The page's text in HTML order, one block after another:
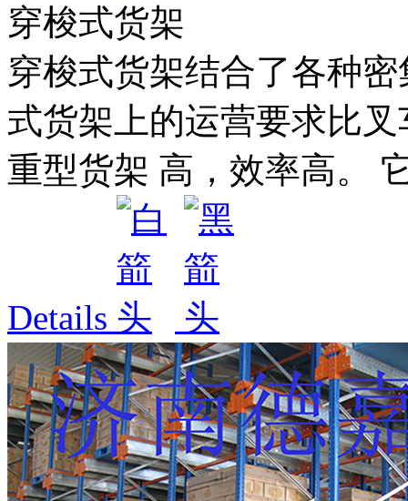
穿梭式货架
穿梭式货架结合了各种
式货架上的运营要求比
重型货架 高，效率高。
Details